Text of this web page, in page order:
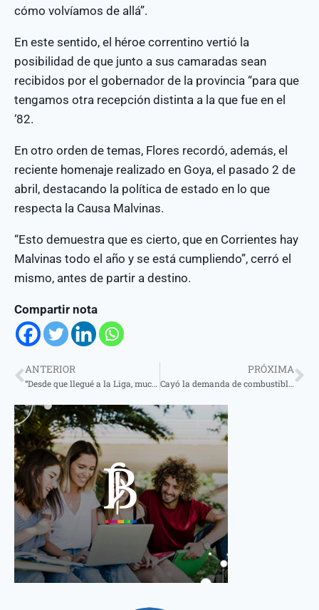
cómo volvíamos de allá”.
En este sentido, el héroe correntino vertió la
posibilidad de que junto a sus camaradas sean
recibidos por el gobernador de la provincia “para que
tengamos otra recepción distinta a la que fue en el
‘82.
En otro orden de temas, Flores recordó, además, el
reciente homenaje realizado en Goya, el pasado 2 de
abril, destacando la política de estado en lo que
respecta la Causa Malvinas.
“Esto demuestra que es cierto, que en Corrientes hay
Malvinas todo el año y se está cumpliendo”, cerró el
mismo, antes de partir a destino.
Compartir nota
ANTERIOR
“Desde que llegué a la Liga, muchos dinosaurios se corrieron para dar lugar a gente nueva” dijo el presidente de la Liga
PRÓXIMA
Cayó la demanda de combustible por efecto de la recesión